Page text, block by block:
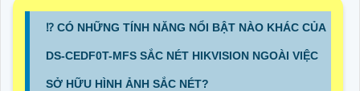
⁉️ CÓ NHỮNG TÍNH NĂNG NỔI BẬT NÀO KHÁC CỦA
DS-CEDF0T-MFS SẮC NÉT HIKVISION NGOÀI VIỆC
SỞ HỮU HÌNH ẢNH SẮC NÉT?